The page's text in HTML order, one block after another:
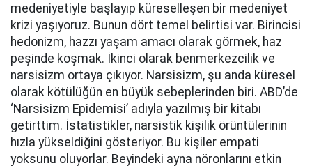
medeniyetiyle başlayıp küreselleşen bir medeniyet
krizi yaşıyoruz. Bunun dört temel belirtisi var. Birincisi
hedonizm, hazzı yaşam amacı olarak görmek, haz
peşinde koşmak. İkinci olarak benmerkezcilik ve
narsisizm ortaya çıkıyor. Narsisizm, şu anda küresel
olarak kötülüğün en büyük sebeplerinden biri. ABD’de
‘Narsisizm Epidemisi’ adıyla yazılmış bir kitabı
getirttim. İstatistikler, narsistik kişilik örüntülerinin
hızla yükseldiğini gösteriyor. Bu kişiler empati
yoksunu oluyorlar. Beyindeki ayna nöronlarını etkin